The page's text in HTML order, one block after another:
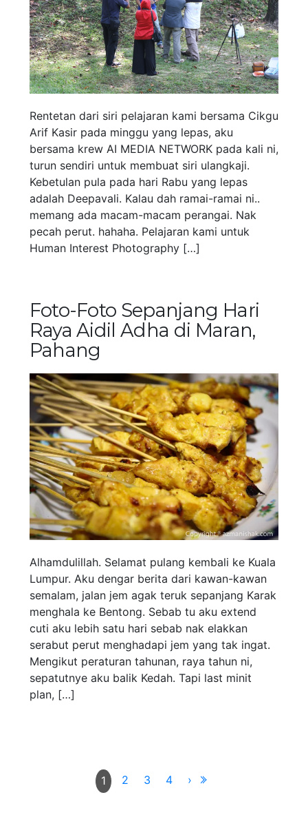
Rentetan dari siri pelajaran kami bersama Cikgu
Arif Kasir pada minggu yang lepas, aku
bersama krew AI MEDIA NETWORK pada kali ni,
turun sendiri untuk membuat siri ulangkaji.
Kebetulan pula pada hari Rabu yang lepas
adalah Deepavali. Kalau dah ramai-ramai ni..
memang ada macam-macam perangai. Nak
pecah perut. hahaha. Pelajaran kami untuk
Human Interest Photography […]
Foto-Foto Sepanjang Hari
Raya Aidil Adha di Maran,
Pahang
Alhamdulillah. Selamat pulang kembali ke Kuala
Lumpur. Aku dengar berita dari kawan-kawan
semalam, jalan jem agak teruk sepanjang Karak
menghala ke Bentong. Sebab tu aku extend
cuti aku lebih satu hari sebab nak elakkan
serabut perut menghadapi jem yang tak ingat.
Mengikut peraturan tahunan, raya tahun ni,
sepatutnye aku balik Kedah. Tapi last minit
plan, […]
1 2 3 4 ›